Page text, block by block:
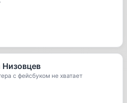
с фейсбуком не хватает